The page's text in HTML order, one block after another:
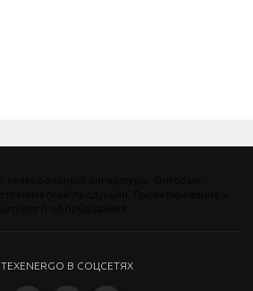
TEXENERGO В СОЦСЕТЯХ